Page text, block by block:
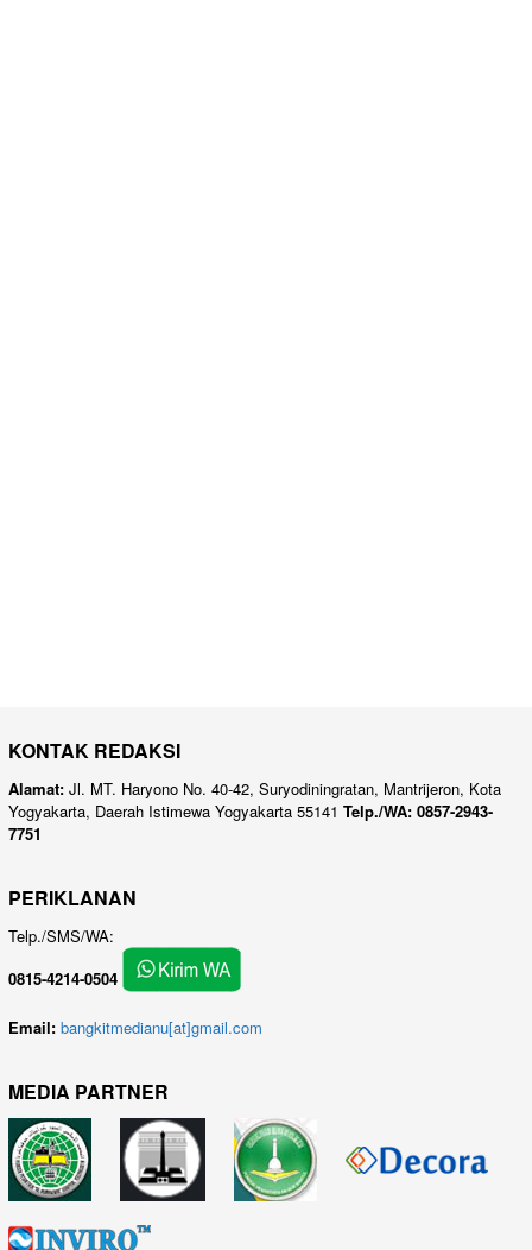
KONTAK REDAKSI
Alamat: Jl. MT. Haryono No. 40-42, Suryodiningratan, Mantrijeron, Kota
Yogyakarta, Daerah Istimewa Yogyakarta 55141 Telp./WA: 0857-2943-
7751
PERIKLANAN
Telp./SMS/WA:
0815-4214-0504
Email: bangkitmedianu[at]gmail.com
MEDIA PARTNER